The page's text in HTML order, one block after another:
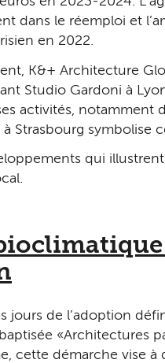
dans le réemploi et
en 2022.
K&+ Architecture
Studio Gardoni à
activités, notamment
à Strasbourg symbolise
qui
jours de l’adoption
« Architectures
cette démarche vise